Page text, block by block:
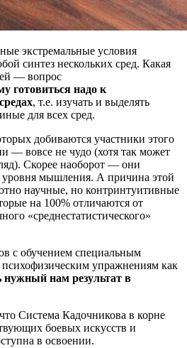
экстремальные условия
синтез нескольких сред. Какая
— вопрос
готовиться надо к
, т.е. изучать и выделять
для всех сред.
добиваются участники этого
— вовсе не чудо (хотя так может
Скорее наоборот — они
уровня мышления. А причина этой
научные, но контринтуитивные
на 100% отличаются от
«среднестатистического»
с обучением специальным
упражнениям как
нужный нам результат в
Система Кадочникова в корне
боевых искусств и
в освоении.